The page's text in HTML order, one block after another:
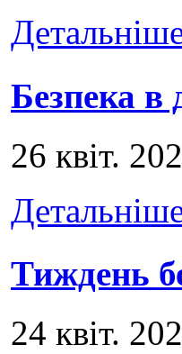
Безпека в
26 квіт.
Тиждень
24 квіт.